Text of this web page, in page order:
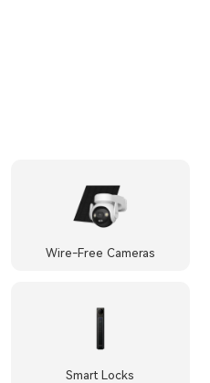
Wire-Free Cameras
Smart Locks